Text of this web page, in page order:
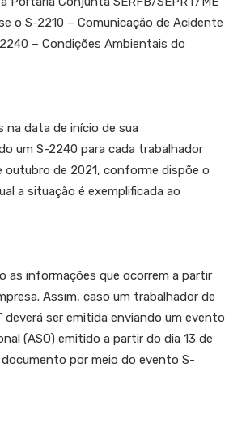
o S-2210 – Comunicação de Acidente
– Condições Ambientais do
na data de início de sua
um S-2240 para cada trabalhador
de 2021, conforme dispõe o
a situação é exemplificada ao
as informações que ocorrem a partir
Assim, caso um trabalhador de
deverá ser emitida enviando um evento
(ASO) emitido a partir do dia 13 de
por meio do evento S-